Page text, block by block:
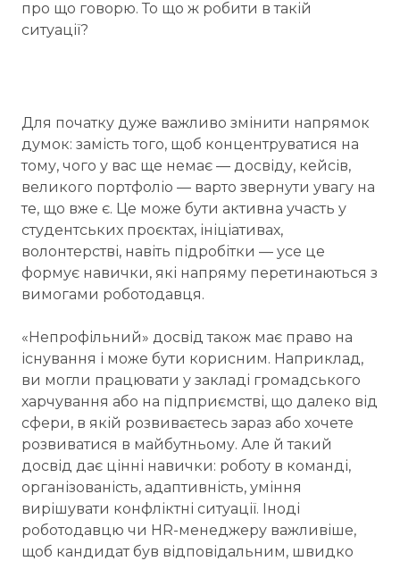
про що говорю. То що ж робити в такій
ситуації?
Для початку дуже важливо змінити напрямок
думок: замість того, щоб концентруватися на
тому, чого у вас ще немає — досвіду, кейсів,
великого портфоліо — варто звернути увагу на
те, що вже є. Це може бути активна участь у
студентських проєктах, ініціативах,
волонтерстві, навіть підробітки — усе це
формує навички, які напряму перетинаються з
вимогами роботодавця.
«Непрофільний» досвід також має право на
існування і може бути корисним. Наприклад,
ви могли працювати у закладі громадського
харчування або на підприємстві, що далеко від
сфери, в якій розвиваєтесь зараз або хочете
розвиватися в майбутньому. Але й такий
досвід дає цінні навички: роботу в команді,
організованість, адаптивність, уміння
вирішувати конфліктні ситуації. Іноді
роботодавцю чи HR-менеджеру важливіше,
щоб кандидат був відповідальним, швидко